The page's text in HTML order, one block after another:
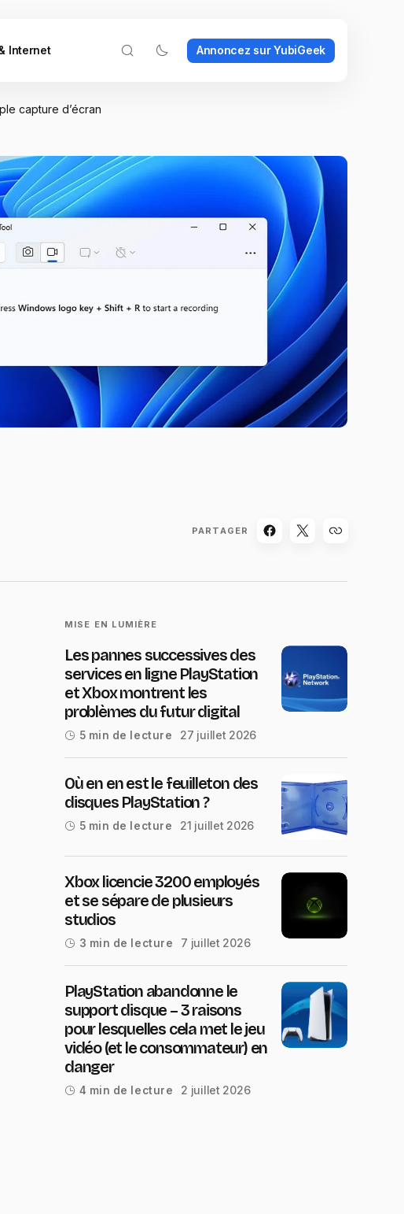
Internet Annoncez sur YubiGeek
capture d’écran
PARTAGER
MISE EN LUMIÈRE
Les pannes successives des
services en ligne PlayStation
et Xbox montrent les
problèmes du futur digital
5 min de lecture 27 juillet 2026
Où en en est le feuilleton des
disques PlayStation ?
5 min de lecture 21 juillet 2026
Xbox licencie 3200 employés
et se sépare de plusieurs
studios
3 min de lecture 7 juillet 2026
PlayStation abandonne le
support disque – 3 raisons
pour lesquelles cela met le jeu
vidéo (et le consommateur) en
danger
4 min de lecture 2 juillet 2026